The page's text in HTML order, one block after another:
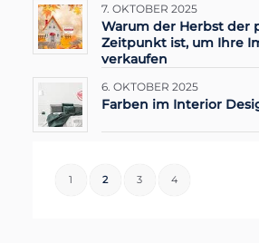
7. OKTOBER 2025
Warum der Herbst der
Zeitpunkt ist, um Ihre
verkaufen
6. OKTOBER 2025
Farben im Interior
1 2 3 4